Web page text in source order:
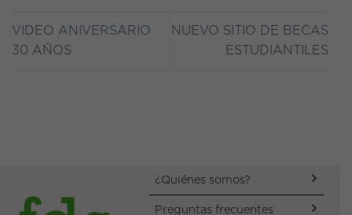
VIDEO ANIVERSARIO
30 AÑOS
NUEVO SITIO DE BECAS
ESTUDIANTILES
¿Quiénes somos?
Preguntas frecuentes